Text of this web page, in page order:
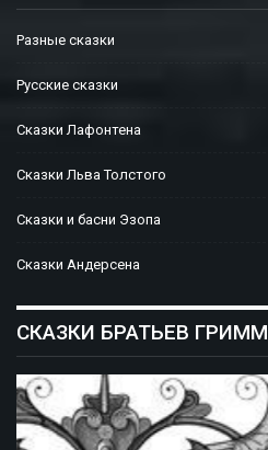
Разные сказки
Русские сказки
Сказки Лафонтена
Сказки Льва Толстого
Сказки и басни Эзопа
Сказки Андерсена
СКАЗКИ БРАТЬЕВ ГРИММ